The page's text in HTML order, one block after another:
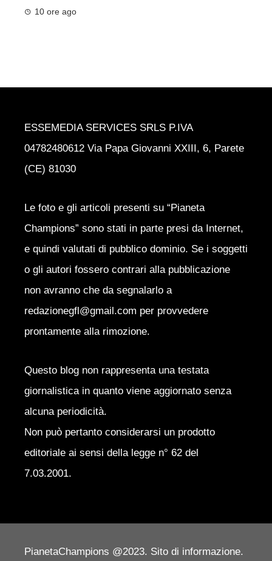
10 ore ago
ESSEMEDIA SERVICES SRLS P.IVA
04782480612 Via Papa Giovanni XXIII, 6, Parete
(CE) 81030
Le foto e gli articoli presenti su “Pianeta
Champions” sono stati in parte presi da Internet,
e quindi valutati di pubblico dominio. Se i soggetti
o gli autori fossero contrari alla pubblicazione
non avranno che da segnalarlo a
redazionegfl@gmail.com per provvedere
prontamente alla rimozione.
Questo blog non rappresenta una testata
giornalistica in quanto viene aggiornato senza
alcuna periodicità.
Non può pertanto considerarsi un prodotto
editoriale ai sensi della legge n° 62 del
7.03.2001.
PianetaChampions @2023. Sito di informazione.